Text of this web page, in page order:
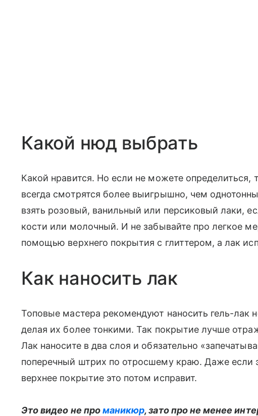
Какой нюд выбрать
Какой нравится. Но если не можете определиться,
всегда смотрятся более выигрышно, чем
взять розовый, ванильный или персиковый лаки,
кости или молочный. И не забывайте про легкое
помощью верхнего покрытия с глиттером, а лак
Как наносить лак
Топовые мастера рекомендуют наносить гель-лак
делая их более тонкими. Так покрытие лучше
Лак наносите в два слоя и обязательно
поперечный штрих по отросшему краю. Даже если
верхнее покрытие это потом исправит.
Это видео не проманикюр, зато про не менее